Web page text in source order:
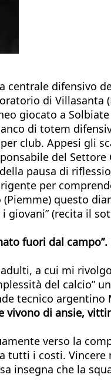
difensivo
di Villasanta
giocato a
di totem
club. Appesi gli
del
pausa di
per
questo
giovani” (recita il
fuori dal
a cui mi
del calcio”
tecnico argentino
di ansie,
verso la
i costi.
insegna che la